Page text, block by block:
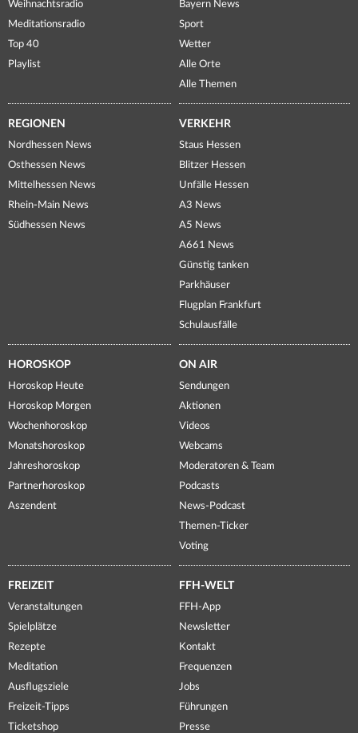
Weihnachtsradio
Meditationsradio
Top 40
Playlist
Bayern News
Sport
Wetter
Alle Orte
Alle Themen
REGIONEN
Nordhessen News
Osthessen News
Mittelhessen News
Rhein-Main News
Südhessen News
VERKEHR
Staus Hessen
Blitzer Hessen
Unfälle Hessen
A3 News
A5 News
A661 News
Günstig tanken
Parkhäuser
Flugplan Frankfurt
Schulausfälle
HOROSKOP
Horoskop Heute
Horoskop Morgen
Wochenhoroskop
Monatshoroskop
Jahreshoroskop
Partnerhoroskop
Aszendent
ON AIR
Sendungen
Aktionen
Videos
Webcams
Moderatoren & Team
Podcasts
News-Podcast
Themen-Ticker
Voting
FREIZEIT
Veranstaltungen
Spielplätze
Rezepte
Meditation
Ausflugsziele
Freizeit-Tipps
Ticketshop
FFH-WELT
FFH-App
Newsletter
Kontakt
Frequenzen
Jobs
Führungen
Presse